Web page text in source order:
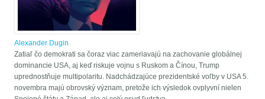
Alexander Dugin
Zatiaľ čo demokrati sa čoraz viac zameriavajú na zachovanie globálnej
dominancie USA, aj keď riskuje vojnu s Ruskom a Čínou, Trump
uprednostňuje multipolaritu. Nadchádzajúce prezidentské voľby v USA 5.
novembra majú obrovský význam, pretože ich výsledok ovplyvní nielen